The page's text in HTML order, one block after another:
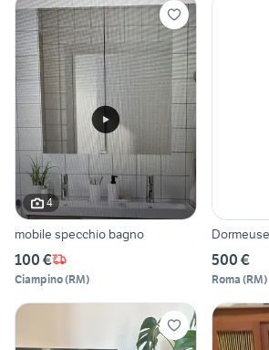
4
mobile specchio bagno
100 €
Ciampino(RM)
500 €
Roma (RM)